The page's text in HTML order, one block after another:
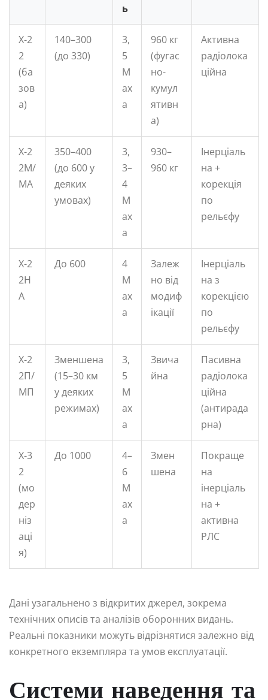
ь
Х-2
2
(ба
зов
а)
140–300
(до 330)
3,
5
М
ах
а
960 кг
(фугас
но-
кумул
ятивн
а)
Активна
радіолока
ційна
Х-2
2М/
МА
350–400
(до 600 у
деяких
умовах)
3,
3–
4
М
ах
а
930–
960 кг
Інерціаль
на +
корекція
по
рельєфу
Х-2
2Н
А
До 600
4
М
ах
а
Залеж
но від
модиф
ікації
Інерціаль
на з
корекцією
по
рельєфу
Х-2
2П/
МП
Зменшена
(15–30 км
у деяких
режимах)
3,
5
М
ах
а
Звича
йна
Пасивна
радіолока
ційна
(антирада
рна)
Х-3
2
(мо
дер
ніз
аці
я)
До 1000
4–
6
М
ах
а
Змен
шена
Покраще
на
інерціаль
на +
активна
РЛС
Дані узагальнено з відкритих джерел, зокрема
технічних описів та аналізів оборонних видань.
Реальні показники можуть відрізнятися залежно від
конкретного екземпляра та умов експлуатації.
Системи наведення та